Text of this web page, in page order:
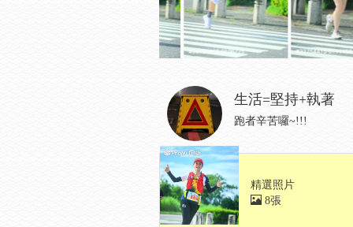
生活=堅持+執著
跑者辛苦囉~!!!
精選照片
8張